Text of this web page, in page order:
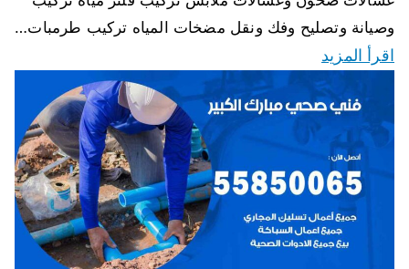
وصيانة وتصليح وفك ونقل مضخات المياه تركيب طرمبات…
اقرأ المزيد